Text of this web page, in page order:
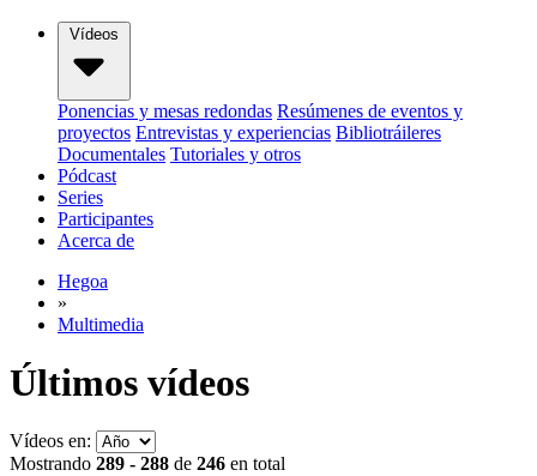
Vídeos
Ponencias y mesas redondas Resúmenes de eventos y
proyectos Entrevistas y experiencias Bibliotráileres
Documentales Tutoriales y otros
Pódcast
Series
Participantes
Acerca de
Hegoa
»
Multimedia
Últimos vídeos
Vídeos en:
Mostrando 289 - 288 de 246 en total